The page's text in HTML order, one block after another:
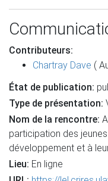
Contributeurs:
Chartray Dave (
État de publication:
Type de présentation:
Nom de la rencontre:
participation des
développement et à
Lieu: En ligne